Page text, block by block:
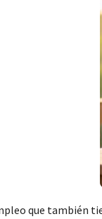
que también